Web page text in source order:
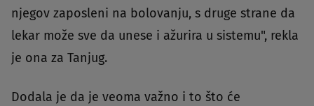
njegov zaposleni na bolovanju, s druge strane da
lekar može sve da unese i ažurira u sistemu", rekla
je ona za Tanjug.
Dodala je da je veoma važno i to što će